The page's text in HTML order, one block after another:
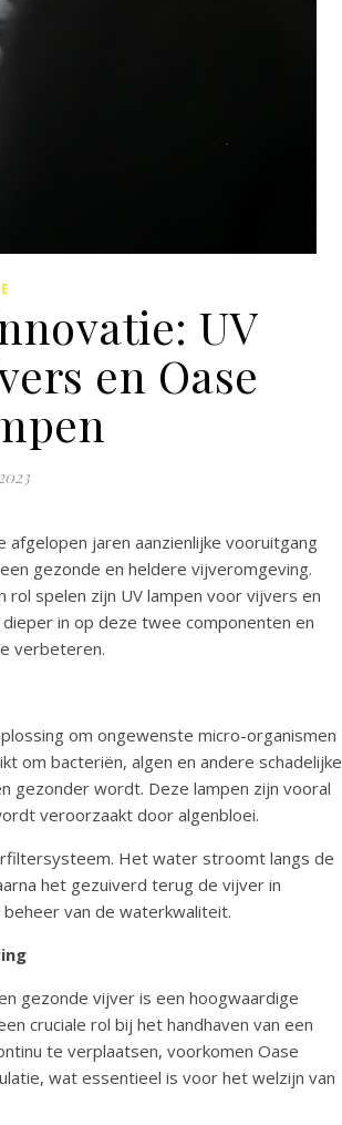
UV
en Oase
jaren aanzienlijke vooruitgang
gezonde en heldere vijveromgeving.
spelen zijn UV lampen voor vijvers en
in op deze twee componenten en
verbeteren.
om ongewenste micro-organismen
om bacteriën, algen en andere schadelijke
gezonder wordt. Deze lampen zijn vooral
veroorzaakt door algenbloei.
Het water stroomt langs de
het gezuiverd terug de vijver in
van de waterkwaliteit.
gezonde vijver is een hoogwaardige
cruciale rol bij het handhaven van een
te verplaatsen, voorkomen Oase
wat essentieel is voor het welzijn van